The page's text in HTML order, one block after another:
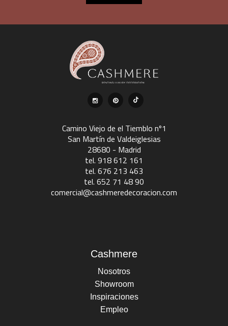
Camino Viejo de el Tiemblo nº1
San Martín de Valdeiglesias
28680 - Madrid
tel. 918 612 161
tel. 676 213 463
tel. 652 71 48 90
comercial@cashmeredecoracion.com
Cashmere
Nosotros
Showroom
Inspiraciones
Empleo